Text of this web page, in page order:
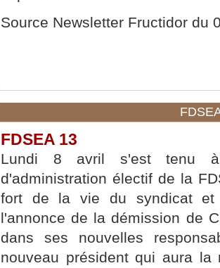
Source Newsletter Fructidor du
FDSEA 13
Lundi 8 avril s'est tenu
d'administration électif de la
fort de la vie du syndicat et
l'annonce de la démission de
dans ses nouvelles
nouveau président qui aura la